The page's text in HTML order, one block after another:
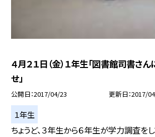
４月２１日（金）１年生「図書館司書さ
せ」
公開日 2017/04/23 更新日 2017/
１年生
ちょうど、３年生から６年生が学力調査を